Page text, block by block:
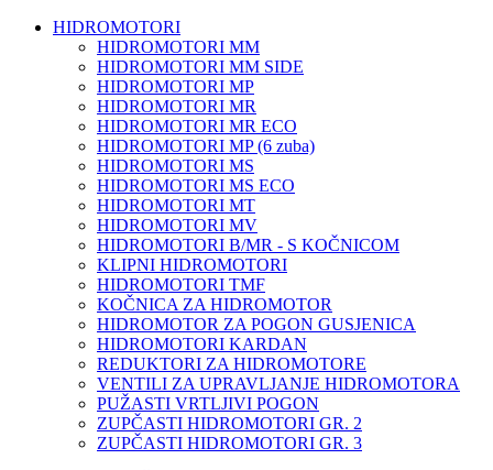
HIDROMOTORI
HIDROMOTORI MM
HIDROMOTORI MM SIDE
HIDROMOTORI MP
HIDROMOTORI MR
HIDROMOTORI MR ECO
HIDROMOTORI MP (6 zuba)
HIDROMOTORI MS
HIDROMOTORI MS ECO
HIDROMOTORI MT
HIDROMOTORI MV
HIDROMOTORI B/MR - S KOČNICOM
KLIPNI HIDROMOTORI
HIDROMOTORI TMF
KOČNICA ZA HIDROMOTOR
HIDROMOTOR ZA POGON GUSJENICA
HIDROMOTORI KARDAN
REDUKTORI ZA HIDROMOTORE
VENTILI ZA UPRAVLJANJE HIDROMOTORA
PUŽASTI VRTLJIVI POGON
ZUPČASTI HIDROMOTORI GR. 2
ZUPČASTI HIDROMOTORI GR. 3